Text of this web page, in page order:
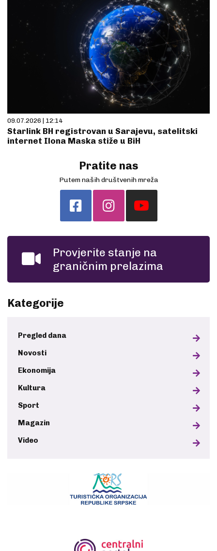
09.07.2026 | 12:14
Starlink BH registrovan u Sarajevu, satelitski
internet Ilona Maska stiže u BiH
Pratite nas
Putem naših društvenih mreža
Provjerite stanje na
graničnim prelazima
Kategorije
Pregled dana
Novosti
Ekonomija
Kultura
Sport
Magazin
Video